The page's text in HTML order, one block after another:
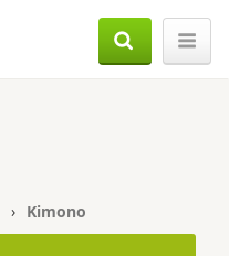
› Kimono